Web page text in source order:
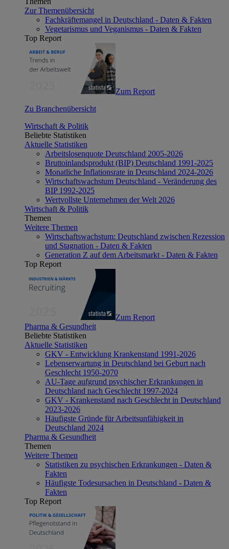
Zur Themenübersicht
Fachkräftemangel in Deutschland - Daten & Fakten
Vegetarismus und Veganismus - Daten & Fakten
Top Report
Zum Report
Zu Branchenübersicht
Wirtschaft & Politik
Beliebte Statistiken
Aktuelle Statistiken
Arbeitslosenquote Deutschland 2005-2026
Bruttoinlandsprodukt (BIP) Deutschland 1991-2025
Monatliche Inflationsrate in Deutschland 2024-2026
Wirtschaftswachstum Deutschland - Veränderung des
BIP 1992-2025
Wertvollste Unternehmen der Welt 2026
Wirtschaft & Politik
Themen
Weitere Themen
Wirtschaftswachstum: Deutschland zwischen Rezession
und Stagnation - Daten & Fakten
Generation Z auf dem Arbeitsmarkt - Daten & Fakten
Top Report
Zum Report
Pharma & Gesundheit
Beliebte Statistiken
Aktuelle Statistiken
GKV - Entwicklung Krankenstand 1991-2026
Lebenserwartung in Deutschland bei Geburt nach
Geschlecht 1950-2070
AU-Tage aufgrund psychischer Erkrankungen in
Deutschland nach Geschlecht 1997-2024
GKV - Krankenstand nach Geschlecht in Deutschland
2023-2026
Häufigste Gründe für Arbeitsunfähigkeit in
Deutschland 2024
Pharma & Gesundheit
Themen
Weitere Themen
Statistiken zu psychischen Erkrankungen - Daten &
Fakten
Häufigste Todesursachen in Deutschland - Daten &
Fakten
Top Report